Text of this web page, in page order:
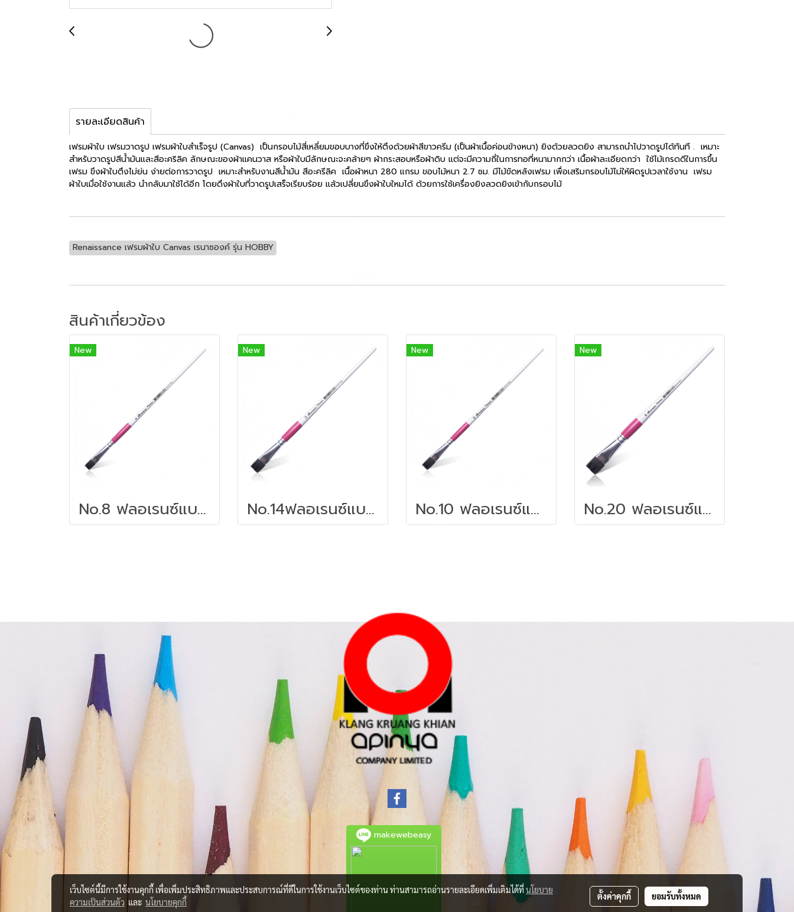
รายละเอียดสินค้า
เฟรมผ้าใบ เฟรมวาดรูป เฟรมผ้าใบสำเร็จรูป (Canvas) เป็นกรอบไม้สี่เหลี่ยมขอบบางที่ขึงให้ตึงด้วยผ้าสีขาวครีม (เป็นผ้าเนื้อค่อนข้างหนา) ยิงด้วยลวดยิง สามารถนำไปวาดรูปได้ทันที . เหมาะ
สำหรับวาดรูปสีน้ำมันและสีอะคริลิค ลักษณะของผ้าแคนวาส หรือผ้าใบมีลักษณะจะคล้ายๆ ผ้ากระสอบหรือผ้าดิบ แต่จะมีความถี่ในการทอที่หนามากกว่า เนื้อผ้าละเอียดกว่า ใช้ไม้เกรดดีในการขึ้น
เฟรม ขึงผ้าใบตึงไม่ย่น ง่ายต่อการวาดรูป เหมาะสำหรับงานสีน้ำมัน สีอะครีลิค เนื้อผ้าหนา 280 แกรม ขอบไม้หนา 2.7 ซม. มีไม้ขัดหลังเฟรม เพื่อเสริมกรอบไม้ไม่ให้ผิดรูปเวลาใช้งาน เฟรม
ผ้าใบเมื่อใช้งานแล้ว นำกลับมาใช้ได้อีก โดยดึงผ้าใบที่วาดรูปเสร็จเรียบร้อย แล้วเปลี่ยนขึงผ้าใบใหมได้ ด้วยการใช้เครื่องยิงลวดยิงเข้ากับกรอบไม้
Renaissance เฟรมผ้าใบ Canvas เรนาซองค์ รุ่น HOBBY
สินค้าเกี่ยวข้อง
New
No.8 ฟลอเรนซ์แบบแบน | พู่กันอเนกประสงค์ มาสเตอร์อาร์ต
New
No.14ฟลอเรนซ์แบบแบน | พู่กันอเนกประสงค์ มาสเตอร์อาร์ต
New
No.10 ฟลอเรนซ์แบบแบน | พู่กันอเนกประสงค์ มาสเตอร์อาร์ต
New
No.20 ฟลอเรนซ์แบบแบน | พู่กันอเนกประสงค์ มาสเตอร์อาร์ต
makewebeasy
เว็บไซต์นี้มีการใช้งานคุกกี้ เพื่อเพิ่มประสิทธิภาพและประสบการณ์ที่ดีในการใช้งานเว็บไซต์ของท่าน ท่านสามารถอ่านรายละเอียดเพิ่มเติมได้ที่นโยบาย
ความเป็นส่วนตัว และ นโยบายคุกกี้
ตั้งค่าคุกกี้ ยอมรับทั้งหมด